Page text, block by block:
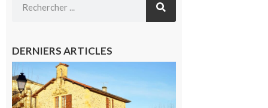
DERNIERS ARTICLES